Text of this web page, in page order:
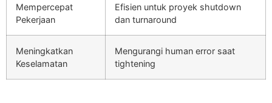
Mempercepat
Pekerjaan
Efisien untuk proyek shutdown
dan turnaround
Meningkatkan
Keselamatan
Mengurangi human error saat
tightening